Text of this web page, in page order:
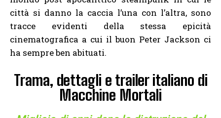
città si danno la caccia l’una con l’altra, sono
tracce evidenti della stessa epicità
cinematografica a cui il buon Peter Jackson ci
ha sempre ben abituati.
Trama, dettagli e trailer italiano di
Macchine Mortali